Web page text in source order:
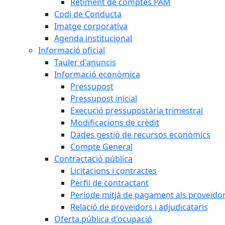
Codi de Conducta
Imatge corporativa
Agenda institucional
Informació oficial
Tauler d'anuncis
Informació econòmica
Pressupost
Pressupost inicial
Execució pressupostària trimestral
Modificacions de crèdit
Dades gestió de recursos econòmics
Compte General
Contractació pública
Licitacions i contractes
Perfil de contractant
Període mitjà de pagament als
Relació de proveïdors i adjudicataris
Oferta pública d'ocupació